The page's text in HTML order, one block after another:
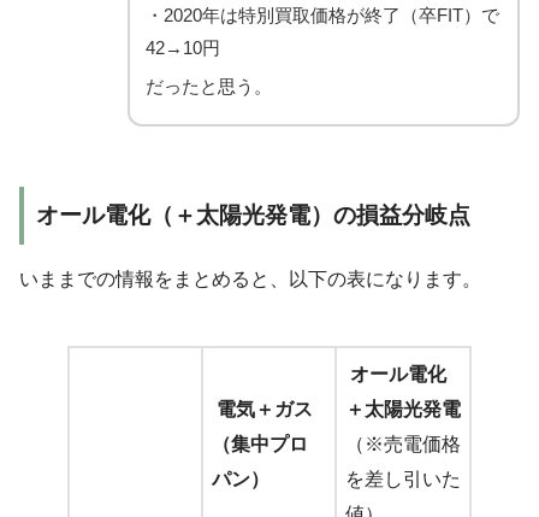
・2020年は特別買取価格が終了（卒FIT）で
42→10円
だったと思う。
オール電化（＋太陽光発電）の損益分岐点
いままでの情報をまとめると、以下の表になります。
電気＋ガス
（集中プロ
パン）
オール電化
＋太陽光発電
（※売電価格
を差し引いた